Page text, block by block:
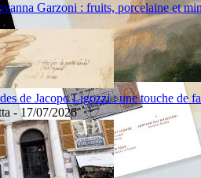
Garzoni : fruits, porcelaine et
de Jacopo Ligozzi : une touche de
- 17/07/2026